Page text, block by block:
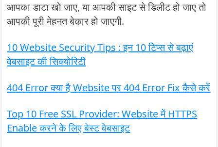
आपका डाटा खो जाए, या आपकी साइट से डिलीट हो जाए तो
आपकी पूरी मेहनत बेकार हो जाएगी.
10 Website Security Tips : इन 10 टिप्स से बढ़ाएं
वेबसाइट की सिक्योरिटी
404 Error क्या है Website पर 404 Error Fix कैसे करें
Top 10 Free SSL Provider: Website में HTTPS
Enable करने के लिए बेस्ट वेबसाइट